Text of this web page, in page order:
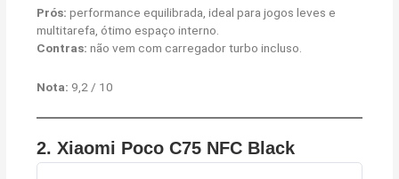
Prós: performance equilibrada, ideal para jogos leves e
multitarefa, ótimo espaço interno.
Contras: não vem com carregador turbo incluso.
Nota: 9,2 / 10
2.Xiaomi Poco C75 NFC Black